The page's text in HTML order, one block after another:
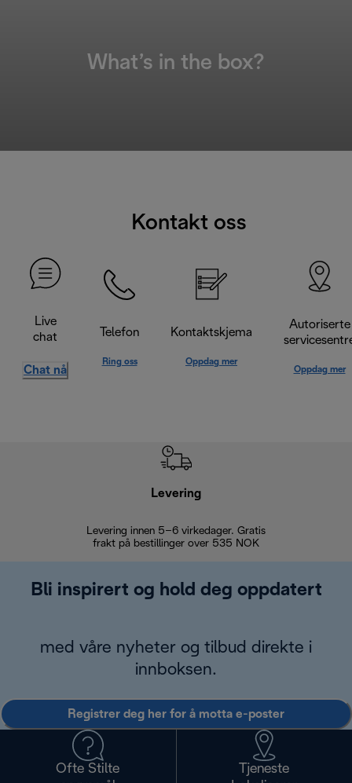
What’s in the box?
Kontakt oss
Live
chat
Chat nå
Telefon
Ring oss
Kontaktskjema
Oppdag mer
Autoriserte
Oppdag mer
Levering
Levering innen 5–6 virkedager. Gratis
frakt på bestillinger over 535 NOK
Bli inspirert og hold deg oppdatert
med våre nyheter og tilbud direkte i
innboksen.
Registrer deg her for å motta e-poster
Ofte Stilte
Tjeneste